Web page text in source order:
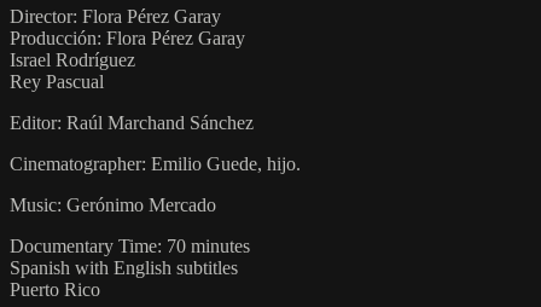
Director: Flora Pérez Garay
Producción: Flora Pérez Garay
Israel Rodríguez
Rey Pascual
Editor: Raúl Marchand Sánchez
Cinematographer: Emilio Guede, hijo.
Music: Gerónimo Mercado
Documentary Time: 70 minutes
Spanish with English subtitles
Puerto Rico